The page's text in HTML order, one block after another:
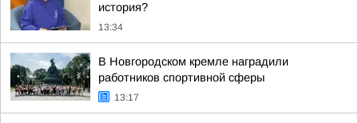
история?
13:34
В Новгородском кремле наградили
работников спортивной сферы
13:17